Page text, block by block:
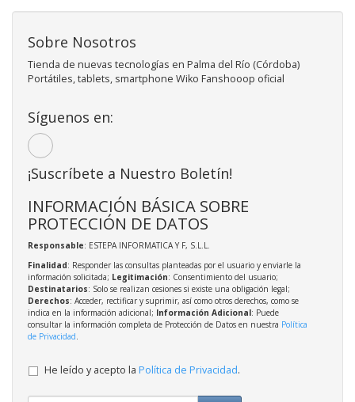
Sobre Nosotros
Tienda de nuevas tecnologías en Palma del Río (Córdoba)
Portátiles, tablets, smartphone Wiko Fanshooop oficial
Síguenos en:
¡Suscríbete a Nuestro Boletín!
INFORMACIÓN BÁSICA SOBRE
PROTECCIÓN DE DATOS
Responsable: ESTEPA INFORMATICA Y F, S.L.L.
Finalidad: Responder las consultas planteadas por el usuario y enviarle la
información solicitada; Legitimación: Consentimiento del usuario;
Destinatarios: Solo se realizan cesiones si existe una obligación legal;
Derechos: Acceder, rectificar y suprimir, así como otros derechos, como se
indica en la información adicional; Información Adicional: Puede
consultar la información completa de Protección de Datos en nuestra Política
de Privacidad.
He leído y acepto la Política de Privacidad.